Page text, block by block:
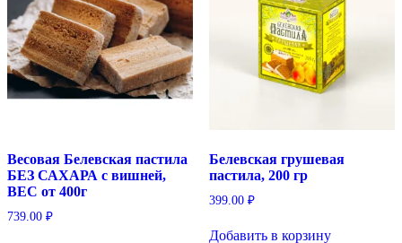
Весовая Белевская пастила
БЕЗ САХАРА с вишней,
ВЕС от 400г
739.00 ₽
Белевская грушевая
пастила, 200 гр
399.00 ₽
Добавить в корзину